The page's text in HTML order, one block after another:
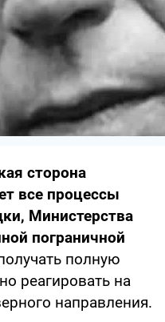
сторона
все процессы
Министерства
пограничной
полную
реагировать на
направления.